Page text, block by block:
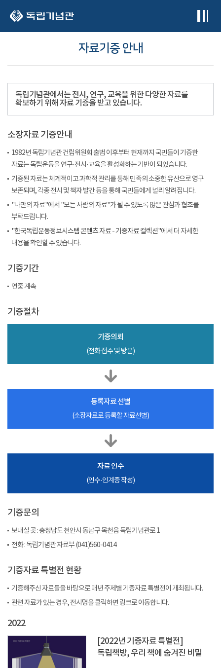
자료기증 안내
독립기념관에서는 전시, 연구, 교육을 위한 다양한 자료를
확보하기 위해 자료 기증을 받고 있습니다.
소장자료 기증안내
1982년 독립기념관 건립위원회 출범 이후부터 현재까지 국민들이 기증한
자료는 독립운동을 연구·전시·교육을 활성화하는 기반이 되었습니다.
기증된 자료는 체계적이고 과학적 관리를 통해 민족의 소중한 유산으로 영구
보존되며, 각종 전시 및 책자 발간 등을 통해 국민들에게 널리 알려집니다.
"나만의 자료"에서 "모든 사람의 자료"가 될 수 있도록 많은 관심과 협조를
부탁드립니다.
"한국독립운동정보시스템 콘텐츠 자료 - 기증자료 컬렉션"에서 더 자세한
내용을 확인할 수 있습니다.
기증기간
연중 계속
기증절차
기증의뢰
(전화 접수 및 방문)
등록자료 선별
(소장자료로 등록할 자료선별)
자료 인수
(인수·인계증 작성)
기증문의
보내실 곳 : 충청남도 천안시 동남구 목천읍 독립기념관로 1
전화 : 독립기념관 자료부 (041)560-0414
기증자료 특별전 현황
기증해주신 자료들을 바탕으로 매년 주제별 기증자료 특별전이 개최됩니다.
관련 자료가 있는 경우, 전시명을 클릭하면 링크로 이동합니다.
2022
[2022년 기증자료 특별전]
독립책방, 우리 책에 숨겨진 비밀